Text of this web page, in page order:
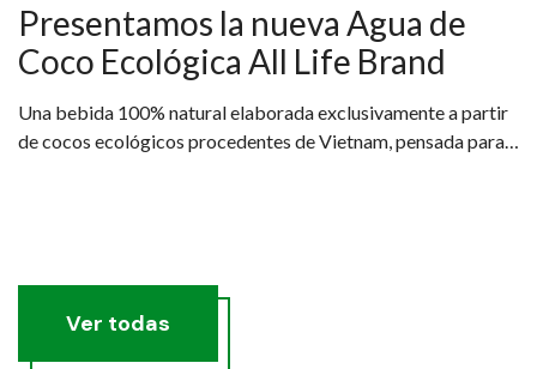
Presentamos la nueva Agua de
Coco Ecológica All Life Brand
Una bebida 100% natural elaborada exclusivamente a partir
de cocos ecológicos procedentes de Vietnam, pensada para
Ver todas